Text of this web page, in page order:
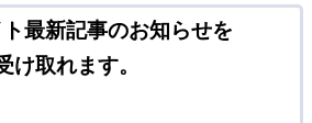
最新記事のお知らせを
け取れます。